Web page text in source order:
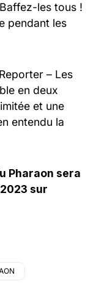
les tous !
pendant les
– Les
en deux
et une
entendu la
Pharaon sera
sur